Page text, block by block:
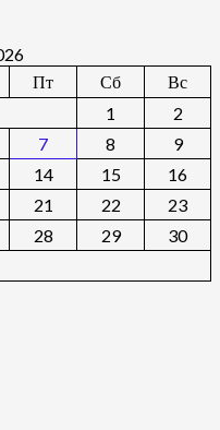
Пт Сб
Вс
1
2
7 8
9
14 15
16
21 22
23
28 29
30